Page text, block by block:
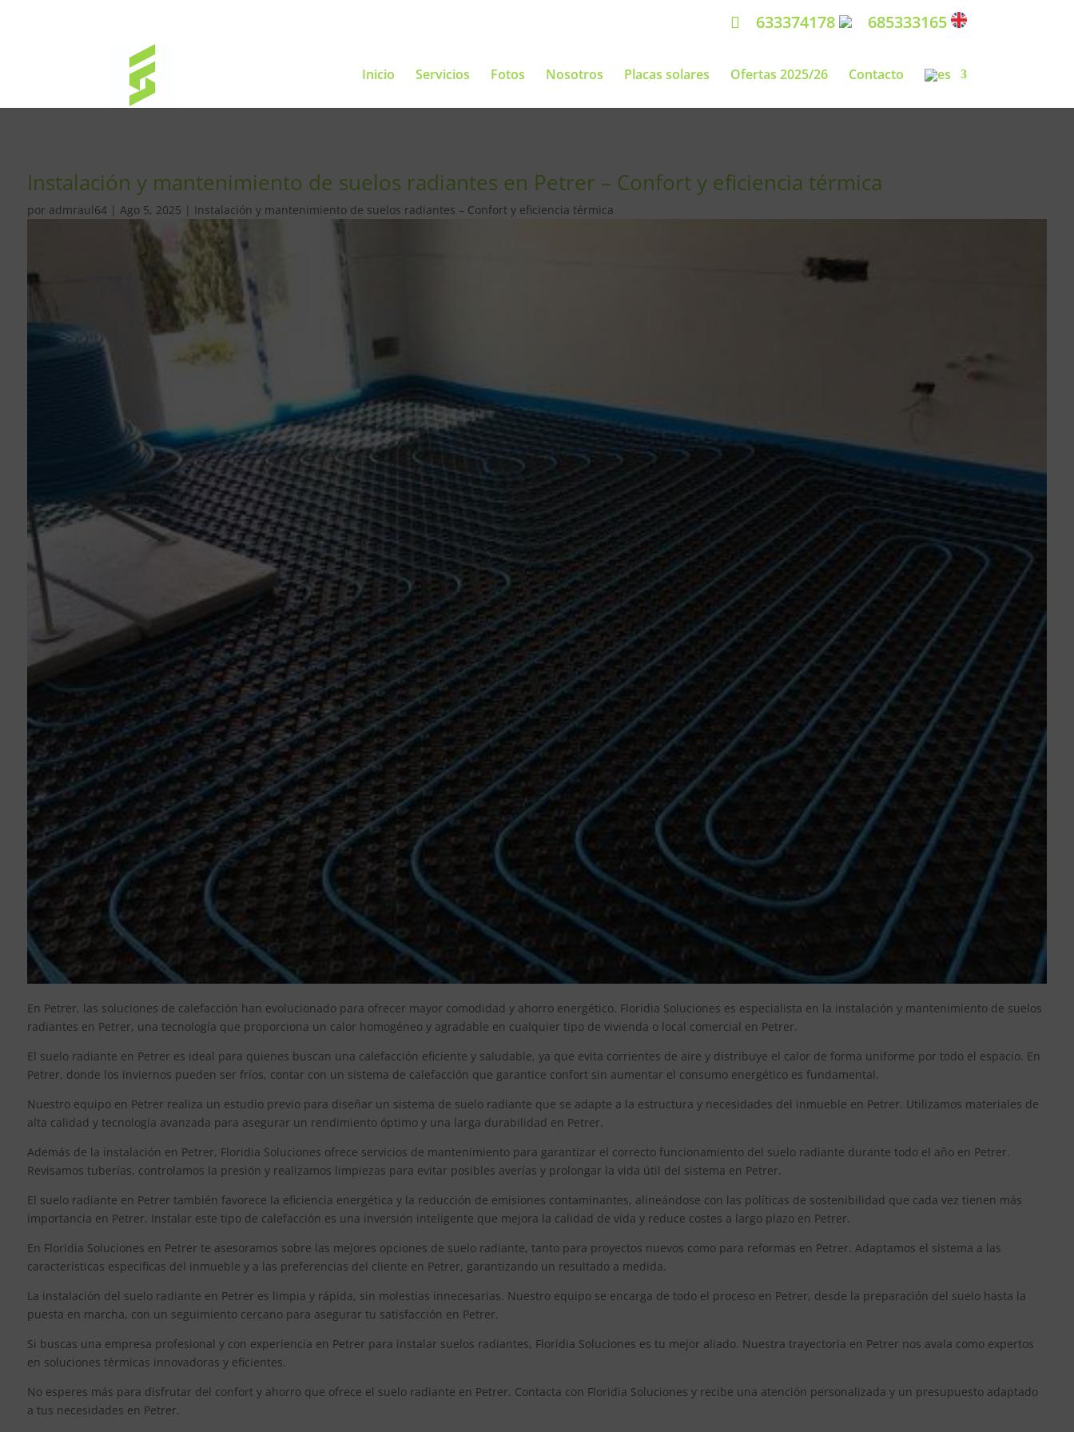
633374178 685333165
Inicio Servicios Fotos Nosotros Placas solares Ofertas 2025/26 Contacto
Instalación y mantenimiento de suelos radiantes en Petrer – Confort y eficiencia térmica
por admraul64| Ago 5, 2025 | Instalación y mantenimiento de suelos radiantes – Confort y eficiencia térmica
En Petrer, las soluciones de calefacción han evolucionado para ofrecer mayor comodidad y ahorro energético. Floridia Soluciones es especialista en la instalación y mantenimiento de suelos
radiantes en Petrer, una tecnología que proporciona un calor homogéneo y agradable en cualquier tipo de vivienda o local comercial en Petrer.
El suelo radiante en Petrer es ideal para quienes buscan una calefacción eficiente y saludable, ya que evita corrientes de aire y distribuye el calor de forma uniforme por todo el espacio. En
Petrer, donde los inviernos pueden ser fríos, contar con un sistema de calefacción que garantice confort sin aumentar el consumo energético es fundamental.
Nuestro equipo en Petrer realiza un estudio previo para diseñar un sistema de suelo radiante que se adapte a la estructura y necesidades del inmueble en Petrer. Utilizamos materiales de
alta calidad y tecnología avanzada para asegurar un rendimiento óptimo y una larga durabilidad en Petrer.
Además de la instalación en Petrer, Floridia Soluciones ofrece servicios de mantenimiento para garantizar el correcto funcionamiento del suelo radiante durante todo el año en Petrer.
Revisamos tuberías, controlamos la presión y realizamos limpiezas para evitar posibles averías y prolongar la vida útil del sistema en Petrer.
El suelo radiante en Petrer también favorece la eficiencia energética y la reducción de emisiones contaminantes, alineándose con las políticas de sostenibilidad que cada vez tienen más
importancia en Petrer. Instalar este tipo de calefacción es una inversión inteligente que mejora la calidad de vida y reduce costes a largo plazo en Petrer.
En Floridia Soluciones en Petrer te asesoramos sobre las mejores opciones de suelo radiante, tanto para proyectos nuevos como para reformas en Petrer. Adaptamos el sistema a las
características específicas del inmueble y a las preferencias del cliente en Petrer, garantizando un resultado a medida.
La instalación del suelo radiante en Petrer es limpia y rápida, sin molestias innecesarias. Nuestro equipo se encarga de todo el proceso en Petrer, desde la preparación del suelo hasta la
puesta en marcha, con un seguimiento cercano para asegurar tu satisfacción en Petrer.
Si buscas una empresa profesional y con experiencia en Petrer para instalar suelos radiantes, Floridia Soluciones es tu mejor aliado. Nuestra trayectoria en Petrer nos avala como expertos
en soluciones térmicas innovadoras y eficientes.
No esperes más para disfrutar del confort y ahorro que ofrece el suelo radiante en Petrer. Contacta con Floridia Soluciones y recibe una atención personalizada y un presupuesto adaptado
a tus necesidades en Petrer.